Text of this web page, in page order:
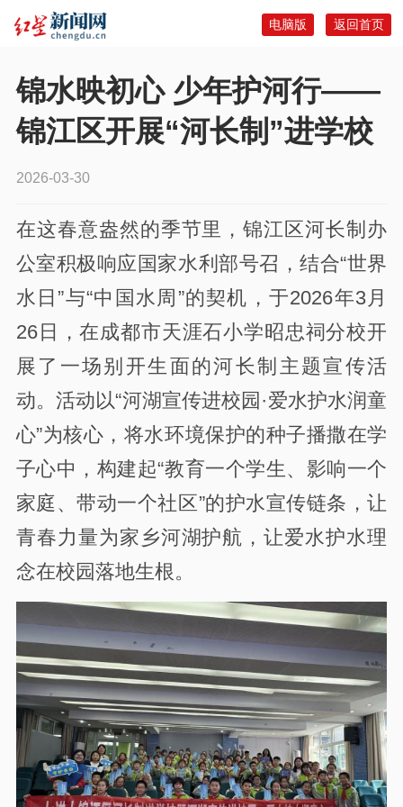
返回首页
电脑版
锦水映初心 少年护河行——
锦江区开展“河长制”进学校
2026-03-30
在这春意盎然的季节里，锦江区河长制办
公室积极响应国家水利部号召，结合“世界
水日”与“中国水周”的契机，于2026年3月
26日，在成都市天涯石小学昭忠祠分校开
展了一场别开生面的河长制主题宣传活
动。活动以“河湖宣传进校园·爱水护水润童
心”为核心，将水环境保护的种子播撒在学
子心中，构建起“教育一个学生、影响一个
家庭、带动一个社区”的护水宣传链条，让
青春力量为家乡河湖护航，让爱水护水理
念在校园落地生根。